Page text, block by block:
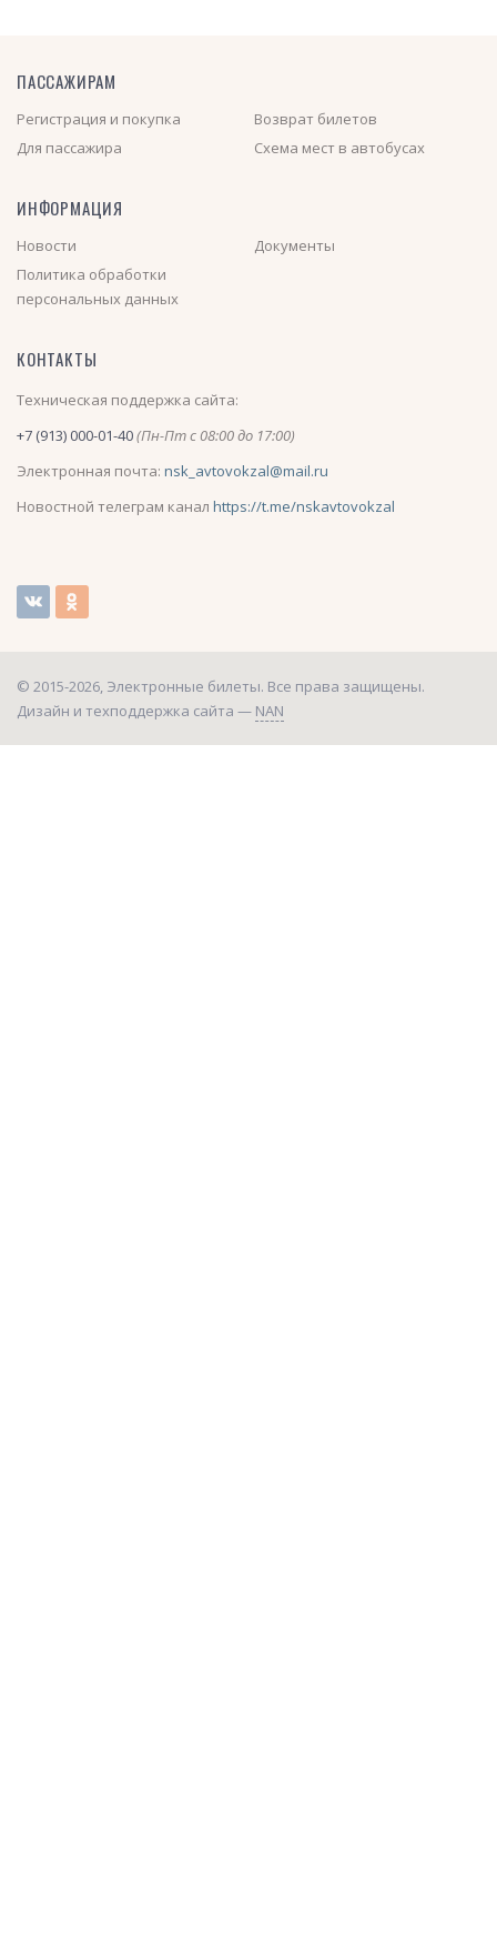
ПАССАЖИРАМ
Регистрация и покупка
Возврат билетов
Для пассажира
Схема мест в автобусах
ИНФОРМАЦИЯ
Новости
Документы
Политика обработки
персональных данных
КОНТАКТЫ
Техническая поддержка сайта:
+7 (913) 000-01-40(Пн-Пт с 08:00 до 17:00)
Электронная почта: nsk_avtovokzal@mail.ru
Новостной телеграм канал https://t.me/nskavtovokzal
© 2015-2026, Электронные билеты. Все права защищены.
Дизайн и техподдержка сайта — NAN